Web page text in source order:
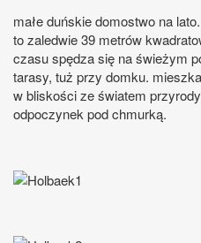
małe duńskie domostwo na lato.
to zaledwie 39 metrów
czasu spędza się na świeżym
tarasy, tuż przy domku.
w bliskości ze światem
odpoczynek pod chmurką.